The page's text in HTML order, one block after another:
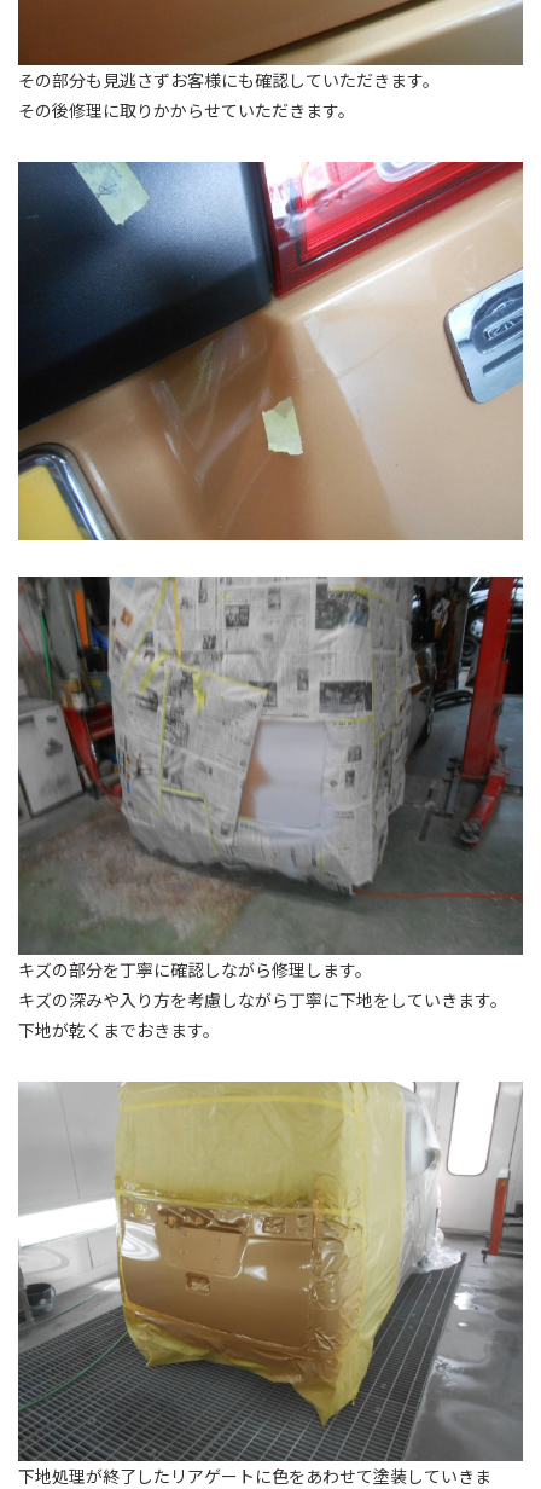
その部分も見逃さずお客様にも確認していただきます。
その後修理に取りかからせていただきます。
キズの部分を丁寧に確認しながら修理します。
キズの深みや入り方を考慮しながら丁寧に下地をしていきます。
下地が乾くまでおきます。
下地処理が終了したリアゲートに色をあわせて塗装していきま